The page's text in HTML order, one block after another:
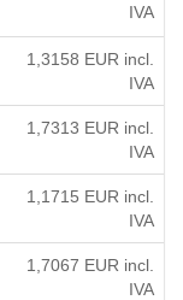
IVA
1,3158 EUR incl.
IVA
1,7313 EUR incl.
IVA
1,1715 EUR incl.
IVA
1,7067 EUR incl.
IVA